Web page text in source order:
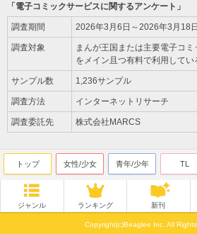
「電子コミックサービスに関するアンケート」
調査期間 2026年3月6日～2026年3月18日
調査対象
まんが王国または主要電子コ
をメイン且つ有料で利用して
サンプル数 1,236サンプル
調査方法 インターネットリサーチ
調査委託先 株式会社MARCS
トップ 女性/少女 青年/少年 TL
ジャンル ランキング 新刊
Copyright(c)Beaglee Inc. All Rights